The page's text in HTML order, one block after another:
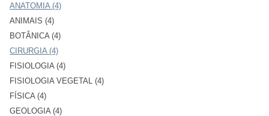
ANATOMIA (4)
ANIMAIS (4)
BOTÂNICA (4)
CIRURGIA (4)
FISIOLOGIA (4)
FISIOLOGIA VEGETAL (4)
FÍSICA (4)
GEOLOGIA (4)